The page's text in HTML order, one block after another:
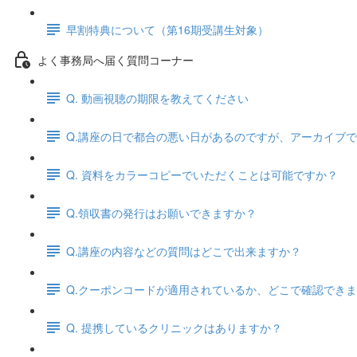
早割特典について（第16期受講生対象）
よく事務局へ届く質問コーナー
Q. 動画視聴の期限を教えてください
Q.講座の日で都合の悪い日があるのですが、アーカイブ
Q. 資料をカラーコピーでいただくことは可能ですか？
Q.領収書の発行はお願いできますか？
Q.講座の内容などの質問はどこで出来ますか？
Q.クーポンコードが適用されているか、どこで確認でき
Q. 提携しているクリニックはありますか？